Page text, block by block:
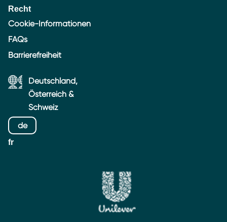
Recht
Cookie-Informationen
FAQs
Barrierefreiheit
Deutschland,
Österreich &
Schweiz
de
fr